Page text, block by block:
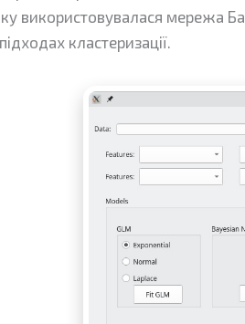
використовувалася мережа
кластеризації.